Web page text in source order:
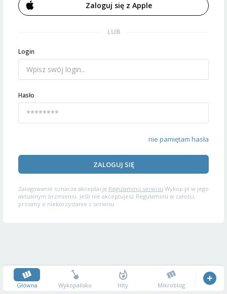
Zaloguj się z Apple
LUB
Login
Hasło
nie pamiętam hasła
ZALOGUJ SIĘ
Zalogowanie oznacza akceptację Regulaminu serwisu Wykop.pl w jego
aktualnym brzmieniu. Jeśli nie akceptujesz Regulaminu w całości,
prosimy o niekorzystanie z serwisu.
Główna Wykopalisko Hity Mikroblog